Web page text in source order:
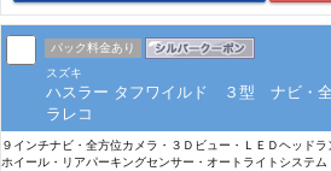
パック料金あり
スズキ
ハスラー タフワイルド ３型 ナビ・全
ラレコ
９インチナビ・全方位カメラ・３Ｄビュー・ＬＥＤヘッド
ホイール・リアパーキングセンサー・オートライトシステ